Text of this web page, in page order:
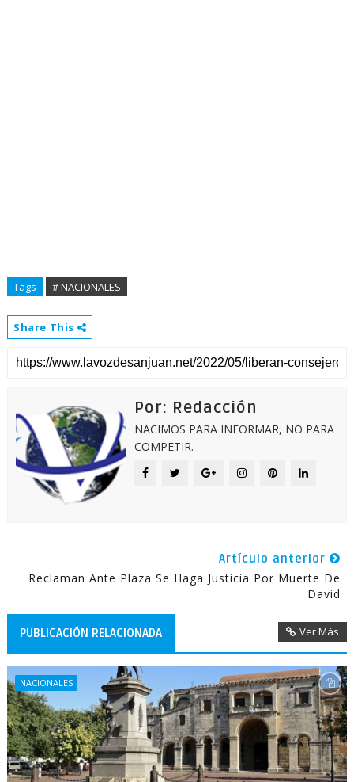
Tags # NACIONALES
Share This
Por: Redacción
NACIMOS PARA INFORMAR, NO PARA
COMPETIR.
Artículo anterior
Reclaman Ante Plaza Se Haga Justicia Por Muerte De
David
PUBLICACIÓN RELACIONADA Ver Más
NACIONALES